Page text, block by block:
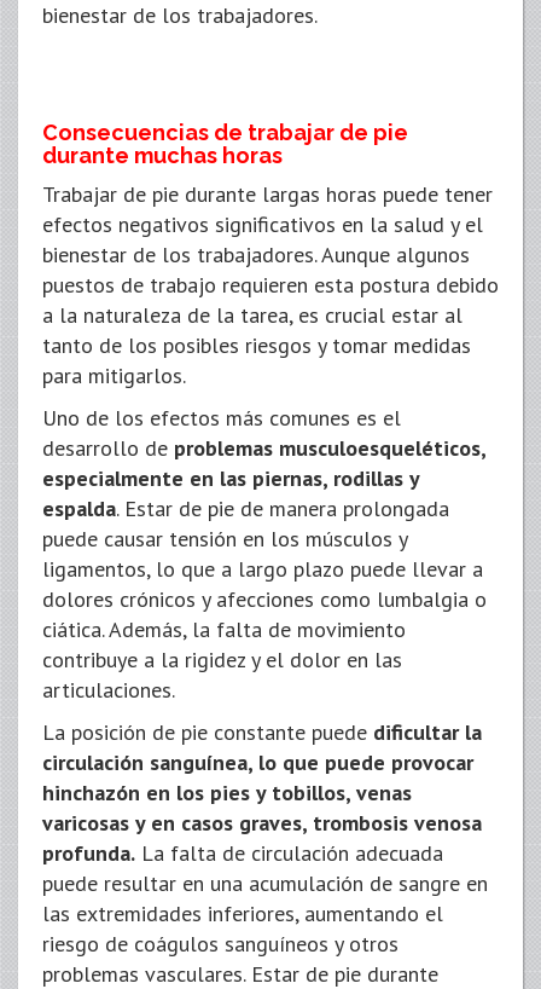
bienestar de los trabajadores.
Consecuencias de trabajar de pie
durante muchas horas
Trabajar de pie durante largas horas puede tener
efectos negativos significativos en la salud y el
bienestar de los trabajadores. Aunque algunos
puestos de trabajo requieren esta postura debido
a la naturaleza de la tarea, es crucial estar al
tanto de los posibles riesgos y tomar medidas
para mitigarlos.
Uno de los efectos más comunes es el
desarrollo de problemas musculoesqueléticos,
especialmente en las piernas, rodillas y
espalda. Estar de pie de manera prolongada
puede causar tensión en los músculos y
ligamentos, lo que a largo plazo puede llevar a
dolores crónicos y afecciones como lumbalgia o
ciática. Además, la falta de movimiento
contribuye a la rigidez y el dolor en las
articulaciones.
La posición de pie constante puede dificultar la
circulación sanguínea, lo que puede provocar
hinchazón en los pies y tobillos, venas
varicosas y en casos graves, trombosis venosa
profunda. La falta de circulación adecuada
puede resultar en una acumulación de sangre en
las extremidades inferiores, aumentando el
riesgo de coágulos sanguíneos y otros
problemas vasculares. Estar de pie durante